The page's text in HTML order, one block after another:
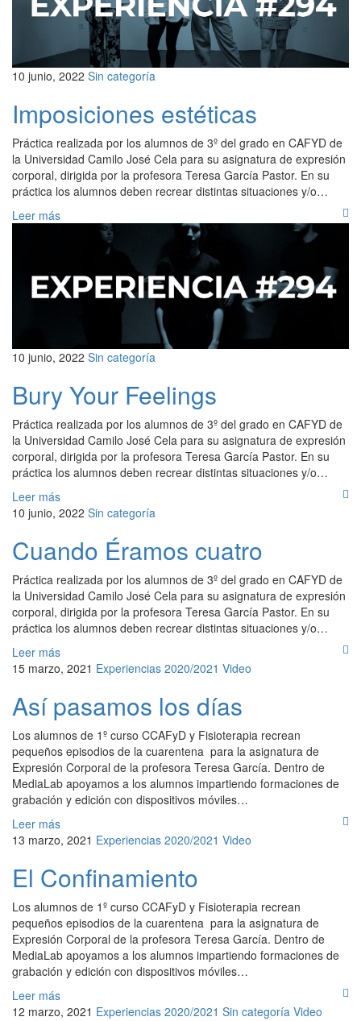
10 junio, 2022 Sin categoría
Imposiciones estéticas
Práctica realizada por los alumnos de 3º del grado en CAFYD de
la Universidad Camilo José Cela para su asignatura de expresión
corporal, dirigida por la profesora Teresa García Pastor. En su
práctica los alumnos deben recrear distintas situaciones y/o…
Leer más
10 junio, 2022 Sin categoría
Bury Your Feelings
Práctica realizada por los alumnos de 3º del grado en CAFYD de
la Universidad Camilo José Cela para su asignatura de expresión
corporal, dirigida por la profesora Teresa García Pastor. En su
práctica los alumnos deben recrear distintas situaciones y/o…
Leer más
10 junio, 2022 Sin categoría
Cuando Éramos cuatro
Práctica realizada por los alumnos de 3º del grado en CAFYD de
la Universidad Camilo José Cela para su asignatura de expresión
corporal, dirigida por la profesora Teresa García Pastor. En su
práctica los alumnos deben recrear distintas situaciones y/o…
Leer más
15 marzo, 2021 Experiencias 2020/2021 Video
Así pasamos los días
Los alumnos de 1º curso CCAFyD y Fisioterapia recrean
pequeños episodios de la cuarentena para la asignatura de
Expresión Corporal de la profesora Teresa García. Dentro de
MediaLab apoyamos a los alumnos impartiendo formaciones de
grabación y edición con dispositivos móviles…
Leer más
13 marzo, 2021 Experiencias 2020/2021 Video
El Confinamiento
Los alumnos de 1º curso CCAFyD y Fisioterapia recrean
pequeños episodios de la cuarentena para la asignatura de
Expresión Corporal de la profesora Teresa García. Dentro de
MediaLab apoyamos a los alumnos impartiendo formaciones de
grabación y edición con dispositivos móviles…
Leer más
12 marzo, 2021 Experiencias 2020/2021 Sin categoría Video